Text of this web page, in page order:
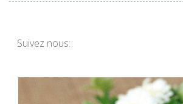
Suivez nous: